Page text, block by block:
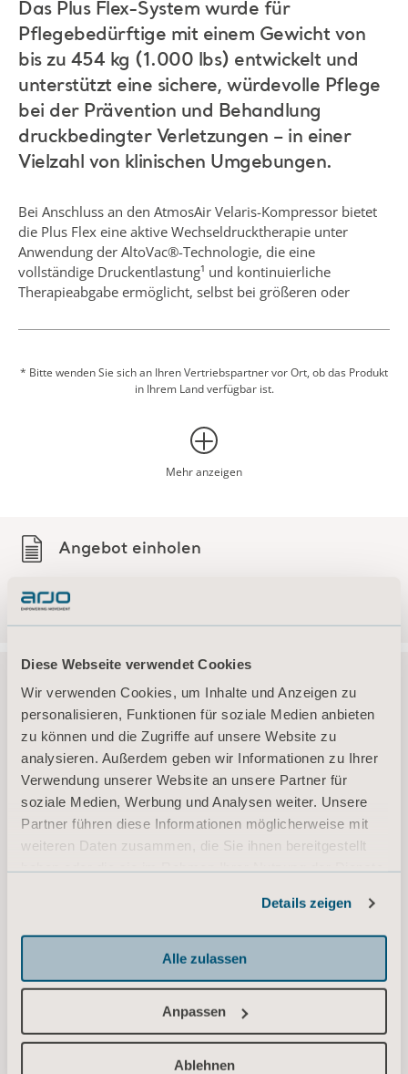
Diese Webseite verwendet Cookies
Wir verwenden Cookies, um Inhalte und Anzeigen zu
personalisieren, Funktionen für soziale Medien anbieten
zu können und die Zugriffe auf unsere Website zu
analysieren. Außerdem geben wir Informationen zu Ihrer
Verwendung unserer Website an unsere Partner für
soziale Medien, Werbung und Analysen weiter. Unsere
Partner führen diese Informationen möglicherweise mit
weiteren Daten zusammen, die Sie ihnen bereitgestellt
Details zeigen
Alle zulassen
Anpassen
Ablehnen
Angebot einholen
Kontaktieren Sie unser Vertriebs-Team
Das Plus Flex-System wurde für
Pflegebedürftige mit einem Gewicht von
bis zu 454 kg (1.000 lbs) entwickelt und
unterstützt eine sichere, würdevolle Pflege
bei der Prävention und Behandlung
druckbedingter Verletzungen – in einer
Vielzahl von klinischen Umgebungen.
Bei Anschluss an den AtmosAir Velaris-Kompressor bietet
die Plus Flex eine aktive Wechseldrucktherapie unter
Anwendung der AltoVac®-Technologie, die eine
vollständige Druckentlastung¹ und kontinuierliche
Therapieabgabe ermöglicht, selbst bei größeren oder
nicht angeschlossen ist, sorgt das ARM® (Air Redistribution
in jeder Luftzelle, was den Komfort und die sichere
Unterstützung des Pflegebedürftigen fördert. Das für den
System verfügt über abnehmbare Seiten- und Fußpolster,
die die Pflegeflexibilität erhöhen, die Absicherung an den
Kanten aufrechterhalten und eine stabile, sichere
den Pflegekräften, die richtige Therapie zur richtigen Zeit
durchzuführen, ohne die Auflagefläche wechseln zu
Literaturangaben: 1. Clark M (2021), Comparative Testing
Whitepaper.
* Bitte wenden Sie sich an Ihren Vertriebspartner vor Ort, ob das Produkt
in Ihrem Land verfügbar ist.
Mehr anzeigen
Wir sind für Sie da!
Sie finden nicht, wonach Sie suchen? Wir helfen
Ihnen gerne weiter.
Angebot einholen